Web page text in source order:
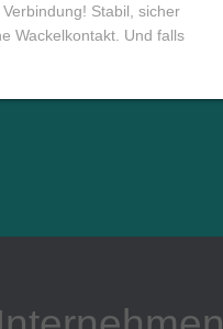
Stabil, sicher
Wackelkontakt. Und falls